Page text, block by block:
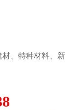
、特种材料、新